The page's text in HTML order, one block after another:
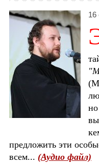
16
предложить эти
всем... (Аудио файл)